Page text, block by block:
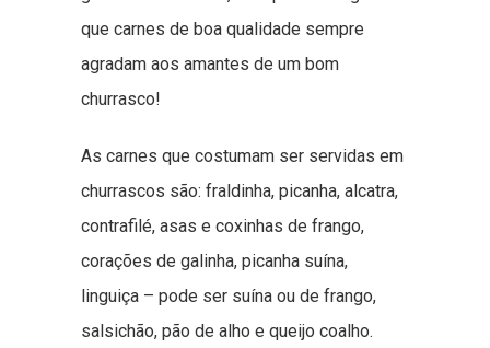
que carnes de boa qualidade sempre
agradam aos amantes de um bom
churrasco!
As carnes que costumam ser servidas em
churrascos são: fraldinha, picanha, alcatra,
contrafilé, asas e coxinhas de frango,
corações de galinha, picanha suína,
linguiça – pode ser suína ou de frango,
salsichão, pão de alho e queijo coalho.